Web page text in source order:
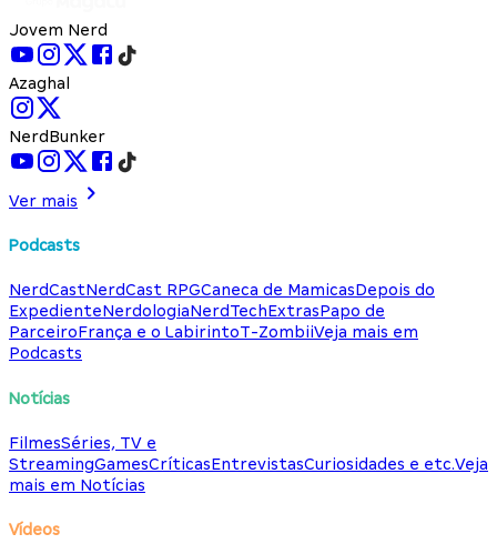
Jovem Nerd
Azaghal
NerdBunker
Ver mais
Podcasts
NerdCastNerdCast RPGCaneca de MamicasDepois do
ExpedienteNerdologiaNerdTechExtrasPapo de
ParceiroFrança e o LabirintoT-ZombiiVeja mais em
Podcasts
Notícias
FilmesSéries, TV e
StreamingGamesCríticasEntrevistasCuriosidades e etc.Veja
mais em Notícias
Vídeos